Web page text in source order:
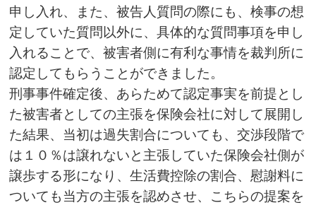
申し入れ、また、被告人質問の際にも、検事の想
定していた質問以外に、具体的な質問事項を申し
入れることで、被害者側に有利な事情を裁判所に
認定してもらうことができました。
刑事事件確定後、あらためて認定事実を前提とし
た被害者としての主張を保険会社に対して展開し
た結果、当初は過失割合についても、交渉段階で
は１０％は譲れないと主張していた保険会社側が
譲歩する形になり、生活費控除の割合、慰謝料に
ついても当方の主張を認めさせ、こちらの提案を